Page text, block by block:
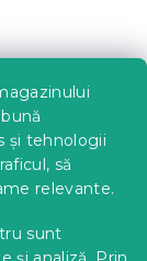
și tehnologii
să
relevante.
sunt